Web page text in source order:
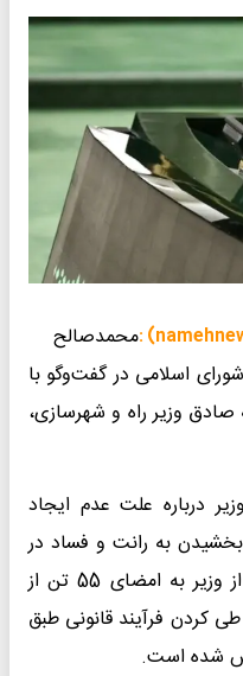
محمدصالح
اسلامی در گفت‌وگو با
صادق وزیر راه و شهرسازی،
درباره علت عدم ایجاد
بخشیدن به رانت و فساد در
اعلام بار است، افزود: سوال بنده از وزیر به امضای 55 تن از
کردن فرآیند قانونی طبق
شده است.